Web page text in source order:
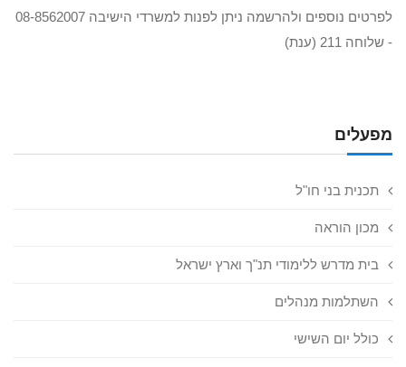
מפעלים
תכנית בני חו"ל
מכון הוראה
בית מדרש ללימודי תנ"ך וארץ ישראל
השתלמות מנהלים
כולל יום השישי
לפרטים נוספים ולהרשמה ניתן לפנות למשרדי הישיבה 08-8562007
- שלוחה 211 (ענת)